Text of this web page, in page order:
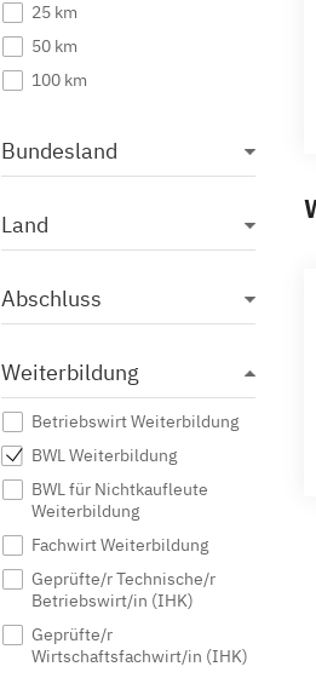
25 km
50 km
100 km
Bundesland
Land
Abschluss
Weiterbildung
Betriebswirt Weiterbildung
BWL Weiterbildung
BWL für Nichtkaufleute
Weiterbildung
Fachwirt Weiterbildung
Geprüfte/r Technische/r
Betriebswirt/in (IHK)
Geprüfte/r
Wirtschaftsfachwirt/in (IHK)